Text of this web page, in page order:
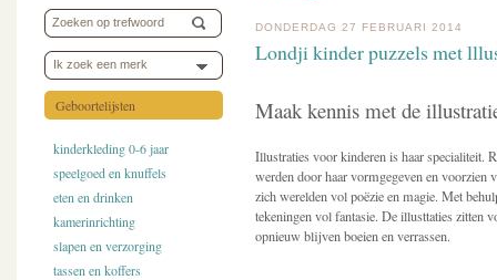
Ik zoek een merk
Geboortelijsten
kinderkleding 0-6 jaar
speelgoed en knuffels
eten en drinken
kamerinrichting
slapen en verzorging
tassen en koffers
DONDERDAG 27 FEBRUARI 2014
Londji kinder puzzels met
Maak kennis met de
Illustraties voor kinderen is haar specialiteit.
werden door haar vormgegeven en voorzien
zich werelden vol poëzie en magie. Met
tekeningen vol fantasie. De illusttaties zitten
opnieuw blijven boeien en verrassen.